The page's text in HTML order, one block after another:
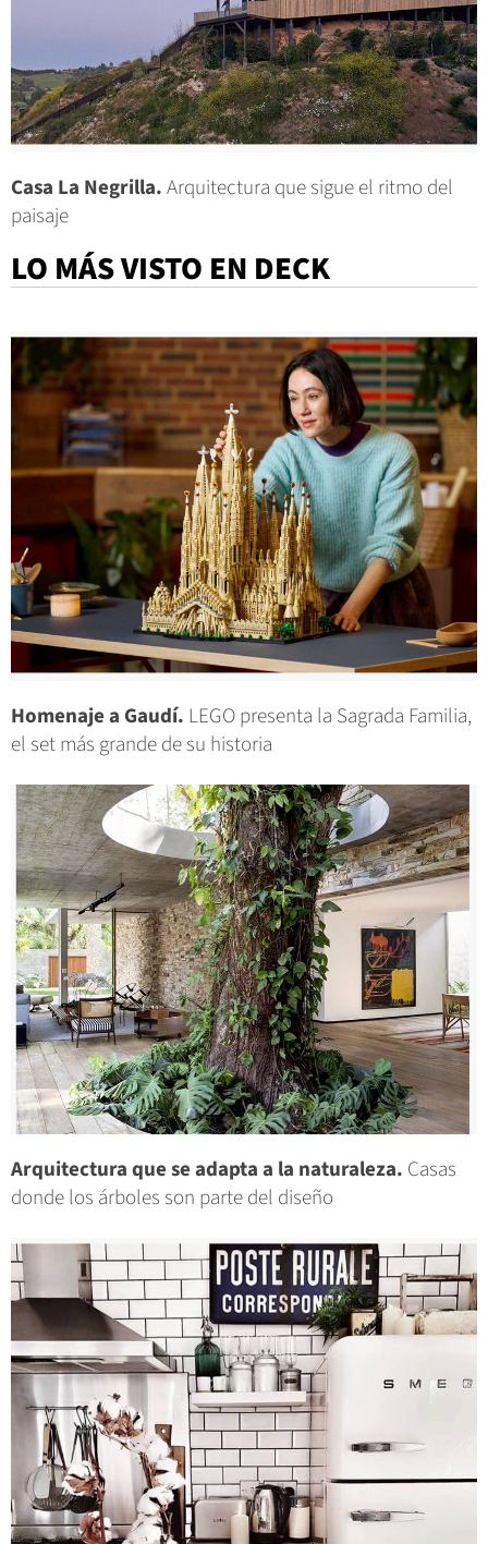
Casa La Negrilla.Arquitectura que sigue el ritmo del
paisaje
LO MÁS VISTO EN DECK
Homenaje a Gaudí. LEGO presenta la Sagrada Familia,
el set más grande de su historia
Arquitectura que se adapta a la naturaleza. Casas
donde los árboles son parte del diseño